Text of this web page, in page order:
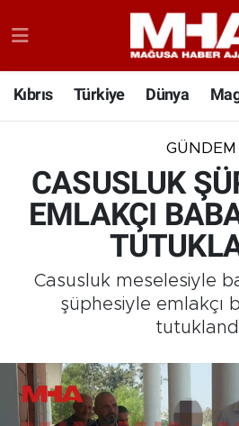
Kıbrıs Türkiye Dünya
GÜNDEM
CASUSLUK
EMLAKÇI
Casusluk meselesiyle
şüphesiyle emlakçı